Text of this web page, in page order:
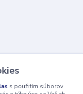
s použitím súborov